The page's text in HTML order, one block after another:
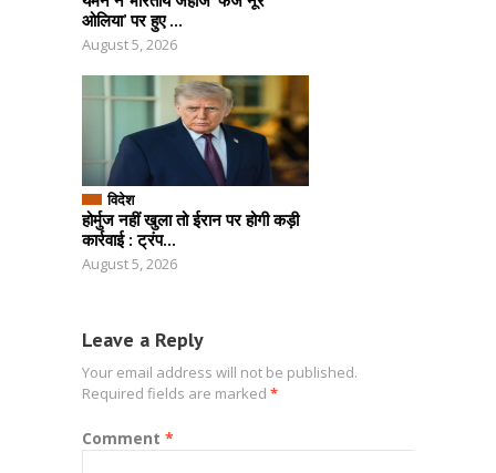
ओलिया’ पर हुए ...
August 5, 2026
विदेश
होर्मुज नहीं खुला तो ईरान पर होगी कड़ी
कार्रवाई : ट्रंप...
August 5, 2026
Leave a Reply
Your email address will not be published.
Required fields are marked *
Comment *